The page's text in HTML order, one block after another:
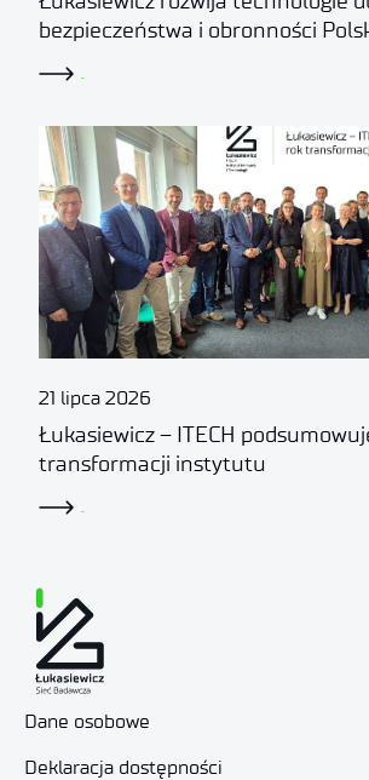
bezpieczeństwa i obronności
Łukasiewicz – ITECH
transformacji instytutu
21 lipca 2026
Dane osobowe
Deklaracja dostępności